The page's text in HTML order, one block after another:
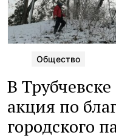
Общество
В
акция по
городского